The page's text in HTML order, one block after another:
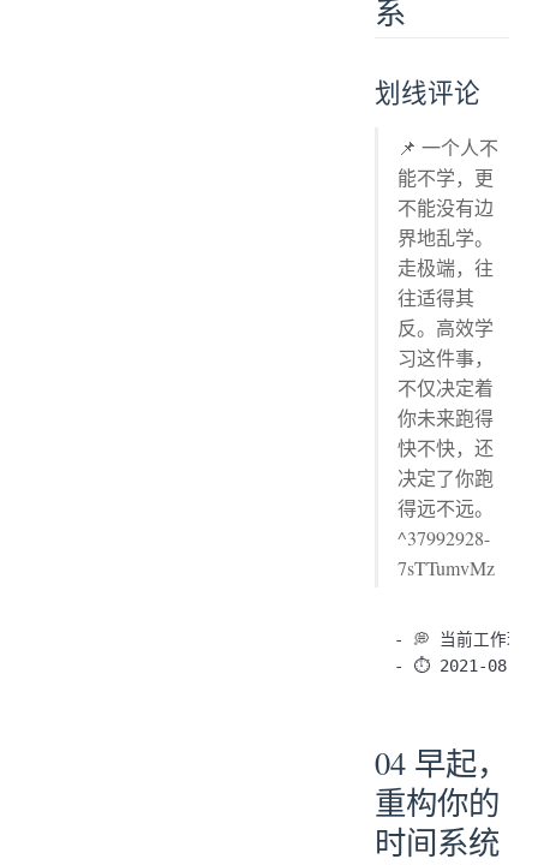
系
划线评论
📌 一个人不
能不学，更
不能没有边
界地乱学。
走极端，往
往适得其
反。高效学
习这件事，
不仅决定着
你未来跑得
快不快，还
决定了你跑
得远不远。
^37992928-
7sTTumvMz
- 💭 当前工作环境
04 早起，
重构你的
时间系统